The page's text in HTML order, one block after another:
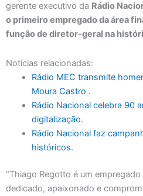
gerente executivo da Rádio
o primeiro empregado da área
função de diretor-geral na
Notícias relacionadas:
Rádio MEC transmite
Moura Castro .
Rádio Nacional celebra 90
digitalização.
Rádio Nacional faz
históricos.
“Thiago Regotto é um
dedicado, apaixonado e